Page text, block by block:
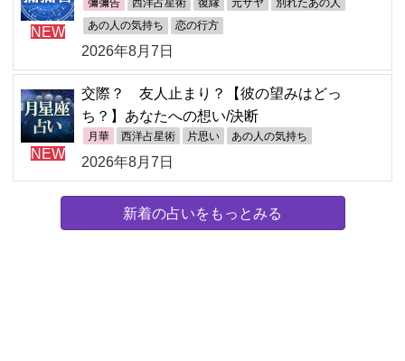
NEW
彌彌告 西洋占星術 復縁 元サヤ 別れたあの人
あの人の気持ち 恋の行方
2026年8月7日
NEW
交際？ 友人止まり？【彼の望みはどっ
ち？】あなたへの想い/決断
月華 西洋占星術 片思い あの人の気持ち
2026年8月7日
新着の占いをもっとみる